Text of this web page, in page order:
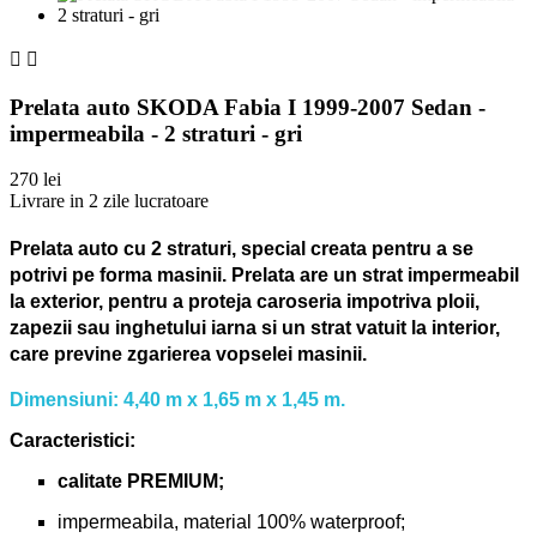
 
Prelata auto SKODA Fabia I 1999-2007 Sedan -
impermeabila - 2 straturi - gri
270 lei
Livrare in 2 zile lucratoare
Prelata auto cu 2 straturi, special creata pentru a se
potrivi pe forma masinii. Prelata are un strat impermeabil
la exterior, pentru a proteja caroseria impotriva ploii,
zapezii sau inghetului iarna si un strat vatuit la interior,
care previne zgarierea vopselei masinii.
Dimensiuni: 4,40 m x 1,65 m x 1,45 m.
Caracteristici:
calitate PREMIUM;
impermeabila, material 100% waterproof;